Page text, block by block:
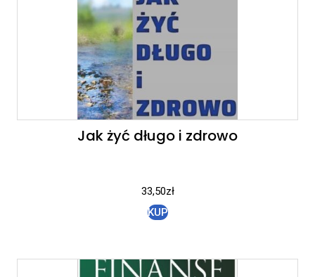
Jak żyć długo i zdrowo
33,50zł
KUP